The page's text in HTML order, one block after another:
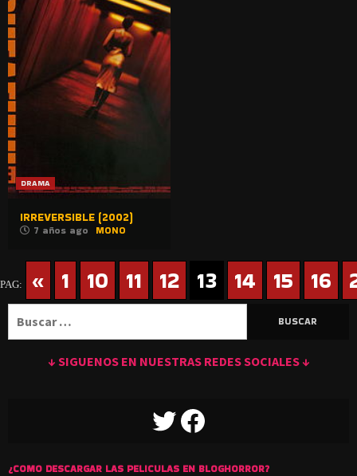
DRAMA
IRREVERSIBLE (2002)
7 años ago MONO
PAG: « 1 10 11 12 13 14 15 16
↓ SIGUENOS EN NUESTRAS REDES SOCIALES ↓
TWITTERFACEBOOK
¿COMO DESCARGAR LAS PELICULAS EN BLOGHORROR?